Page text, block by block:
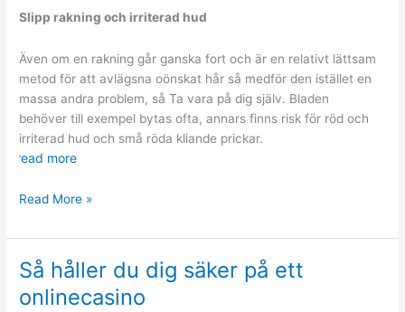
Slipp rakning och irriterad hud
Även om en rakning går ganska fort och är en relativt lättsam
metod för att avlägsna oönskat hår så medför den istället en
massa andra problem, så Ta vara på dig själv. Bladen
behöver till exempel bytas ofta, annars finns risk för röd och
irriterad hud och små röda kliande prickar.
read more
Fördelar
brasiliansk
vaxning
Read More »
Så håller du dig säker på ett
onlinecasino